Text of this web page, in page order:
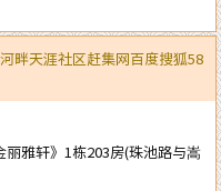
畔天涯社区赶集网百度搜狐58
雅轩》1栋203房(珠池路与嵩